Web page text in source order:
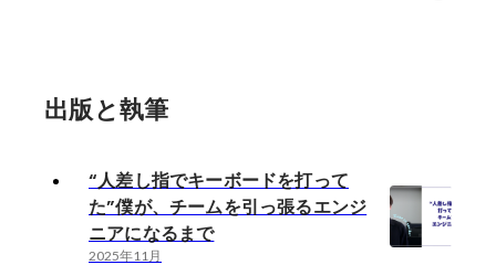
出版と執筆
“人差し指でキーボードを打って
た”僕が、チームを引っ張るエンジ
ニアになるまで
2025年11月